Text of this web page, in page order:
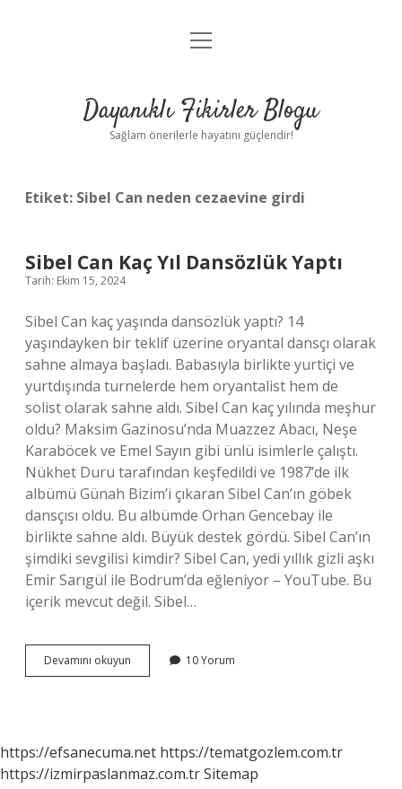
Anasayfa
Yasal Uyarı
menüyü
Dayanıklı Fikirler Blogu
Sağlam önerilerle hayatını güçlendir!
Etiket: Sibel Can neden cezaevine girdi
Sibel Can Kaç Yıl Dansözlük Yaptı
Tarih: Ekim 15, 2024
Sibel Can kaç yaşında dansözlük yaptı? 14
yaşındayken bir teklif üzerine oryantal dansçı olarak
sahne almaya başladı. Babasıyla birlikte yurtiçi ve
yurtdışında turnelerde hem oryantalist hem de
solist olarak sahne aldı. Sibel Can kaç yılında meşhur
oldu? Maksim Gazinosu’nda Muazzez Abacı, Neşe
Karaböcek ve Emel Sayın gibi ünlü isimlerle çalıştı.
Nükhet Duru tarafından keşfedildi ve 1987’de ilk
albümü Günah Bizim’i çıkaran Sibel Can’ın göbek
dansçısı oldu. Bu albümde Orhan Gencebay ile
birlikte sahne aldı. Büyük destek gördü. Sibel Can’ın
şimdiki sevgilisi kimdir? Sibel Can, yedi yıllık gizli aşkı
Emir Sarıgül ile Bodrum’da eğleniyor – YouTube. Bu
içerik mevcut değil. Sibel…
Devamını okuyun
Can
10 Yorum
https://efsanecuma.net https://tematgozlem.com.tr
https://izmirpaslanmaz.com.trSitemap